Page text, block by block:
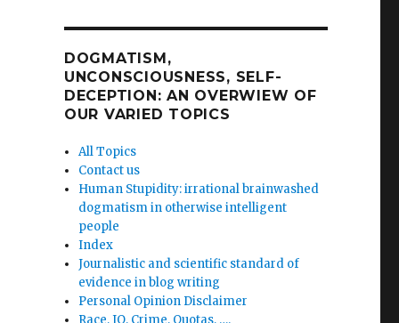
DOGMATISM,
UNCONSCIOUSNESS, SELF-
DECEPTION: AN OVERWIEW OF
OUR VARIED TOPICS
All Topics
Contact us
Human Stupidity: irrational brainwashed
dogmatism in otherwise intelligent
people
Index
Journalistic and scientific standard of
evidence in blog writing
Personal Opinion Disclaimer
Race, IQ, Crime, Quotas, ….